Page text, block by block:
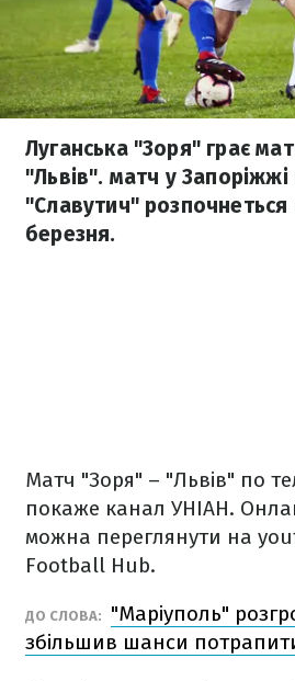
Луганська "Зоря" грає
"Львів". матч у Запоріжжі
"Славутич" розпочнеться
березня.
Матч "Зоря" – "Львів" по
покаже канал УНІАН.
можна переглянути на
Football Hub.
ДО СЛОВА:
"Маріуполь"
збільшив шанси